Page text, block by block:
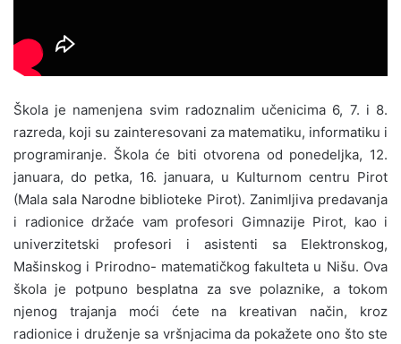
Škola je namenjena svim radoznalim učenicima 6, 7. i 8.
razreda, koji su zainteresovani za matematiku, informatiku i
programiranje. Škola će biti otvorena od ponedeljka, 12.
januara, do petka, 16. januara, u Kulturnom centru Pirot
(Mala sala Narodne biblioteke Pirot). Zanimljiva predavanja
i radionice držaće vam profesori Gimnazije Pirot, kao i
univerzitetski profesori i asistenti sa Elektronskog,
Mašinskog i Prirodno- matematičkog fakulteta u Nišu. Ova
škola je potpuno besplatna za sve polaznike, a tokom
njenog trajanja moći ćete na kreativan način, kroz
radionice i druženje sa vršnjacima da pokažete ono što ste